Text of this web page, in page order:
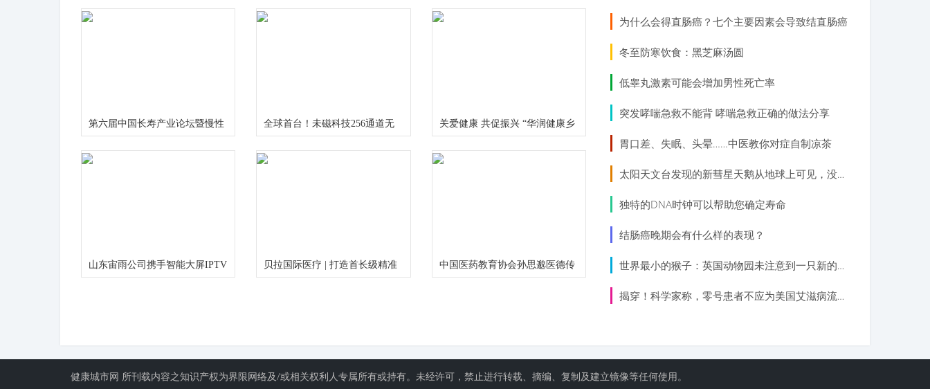
第六届中国长寿产业论坛暨慢性 全球首台！未磁科技256通道无 关爱健康 共促振兴 “华润健康乡
山东宙雨公司携手智能大屏IPTV 贝拉国际医疗 | 打造首长级精准 中国医药教育协会孙思邈医德传
为什么会得直肠癌？七个主要因素会导致结直肠癌
冬至防寒饮食：黑芝麻汤圆
低睾丸激素可能会增加男性死亡率
突发哮喘急救不能背 哮喘急救正确的做法分享
胃口差、失眠、头晕……中医教你对症自制凉茶
太阳天文台发现的新彗星天鹅从地球上可见，没有望远镜
独特的DNA时钟可以帮助您确定寿命
结肠癌晚期会有什么样的表现？
世界最小的猴子：英国动物园未注意到一只新的小侏儒UK猴
揭穿！科学家称，零号患者不应为美国艾滋病流行而责备
健康城市网 所刊载内容之知识产权为界限网络及/或相关权利人专属所有或持有。未经许可，禁止进行转载、摘编、复制及建立镜像等任何使用。